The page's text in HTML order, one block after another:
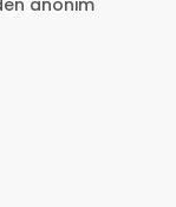
anonim